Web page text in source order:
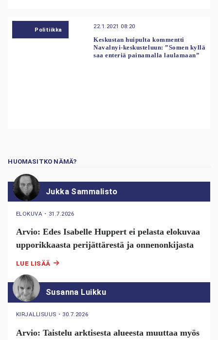
Politiikka 22.1.2021 08:20
Keskustan huipulta kommentti
Navalnyi-keskusteluun: ”Somen kyllä
saa enteriä painamalla laulamaan”
HUOMASITKO NÄMÄ?
Jukka Sammalisto
ELOKUVA ・ 31.7.2026
Arvio: Edes Isabelle Huppert ei pelasta elokuvaa
upporikkaasta perijättärestä ja onnenonkijasta
LUE LISÄÄ
Susanna Luikku
KIRJALLISUUS ・ 30.7.2026
Arvio: Taistelu arktisesta alueesta muuttaa myös